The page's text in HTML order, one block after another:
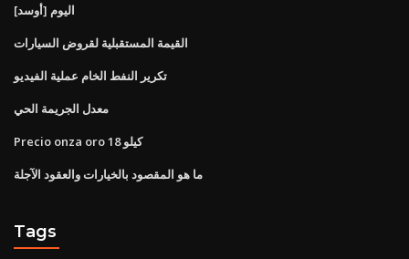
[أوسد] اليوم
القيمة المستقبلية لقروض السيارات
تكرير النفط الخام عملية الفيديو
معدل الجريمة الحي
Precio onza oro 18 كيلو
ما هو المقصود بالخيارات والعقود الآجلة
Tags